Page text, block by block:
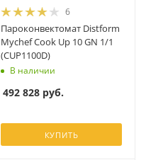
6
Пароконвектомат Distform
Mychef Cook Up 10 GN 1/1
(CUP1100D)
В наличии
492 828 руб.
КУПИТЬ